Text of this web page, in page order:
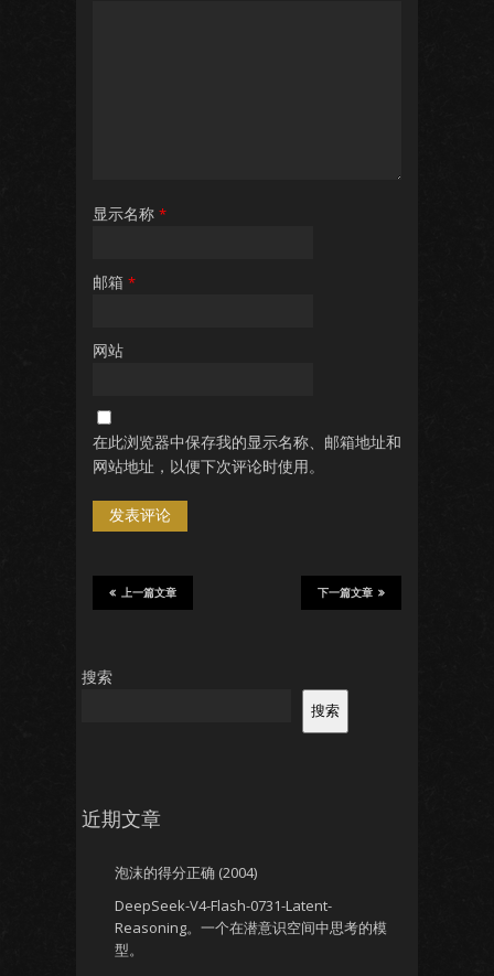
显示名称 *
邮箱 *
网站
在此浏览器中保存我的显示名称、邮箱地址和
网站地址，以便下次评论时使用。
下一篇文章
上一篇文章
搜索
搜索
近期文章
泡沫的得分正确 (2004)
DeepSeek-V4-Flash-0731-Latent-
Reasoning。一个在潜意识空间中思考的模
型。